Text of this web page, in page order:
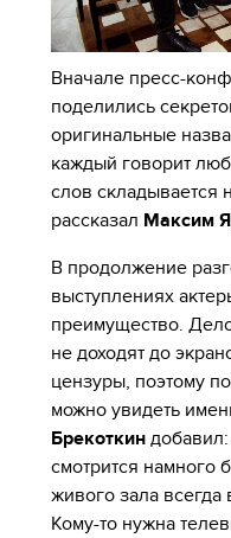
Вначале пресс-
поделились
оригинальные
каждый говорит
слов складывается
рассказал Максим
В продолжение
выступлениях
преимущество.
не доходят до
цензуры, поэтому
можно увидеть
Брекоткиндобавил:
смотрится намного
живого зала всегда
Кому-то нужна